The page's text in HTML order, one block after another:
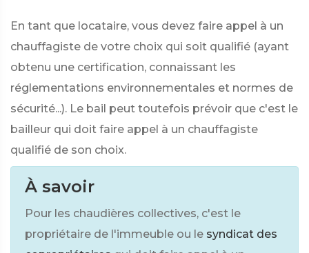
En tant que locataire, vous devez faire appel à un
chauffagiste de votre choix qui soit qualifié (ayant
obtenu une certification, connaissant les
réglementations environnementales et normes de
sécurité...). Le bail peut toutefois prévoir que c'est le
bailleur qui doit faire appel à un chauffagiste
qualifié de son choix.
À savoir
Pour les chaudières collectives, c'est le
propriétaire de l'immeuble ou le syndicat des